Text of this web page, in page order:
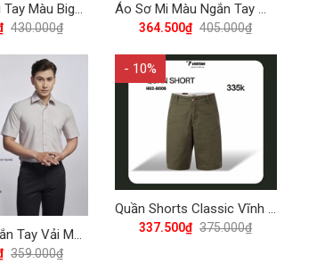
Áo Sơ Mi Dài Tay Màu Bigsize Modal Regular 430 Vĩnh Tiến - Nhiều Màu
430.000₫
Áo Sơ Mi Màu Ngắn Tay Modal Regular 405 Vĩnh Tiến - Nhiều Màu
364.500₫ 405.000₫
Áo Sơ Mi Ngắn Tay Vải Màu TC Regular Fit 359 Vĩnh Tiến - Vạt bầu - Nhiều Màu
359.000₫
- 10%
Quần Shorts Classic Vĩnh Tiến 375 - Nhiều Màu
337.500₫ 375.000₫